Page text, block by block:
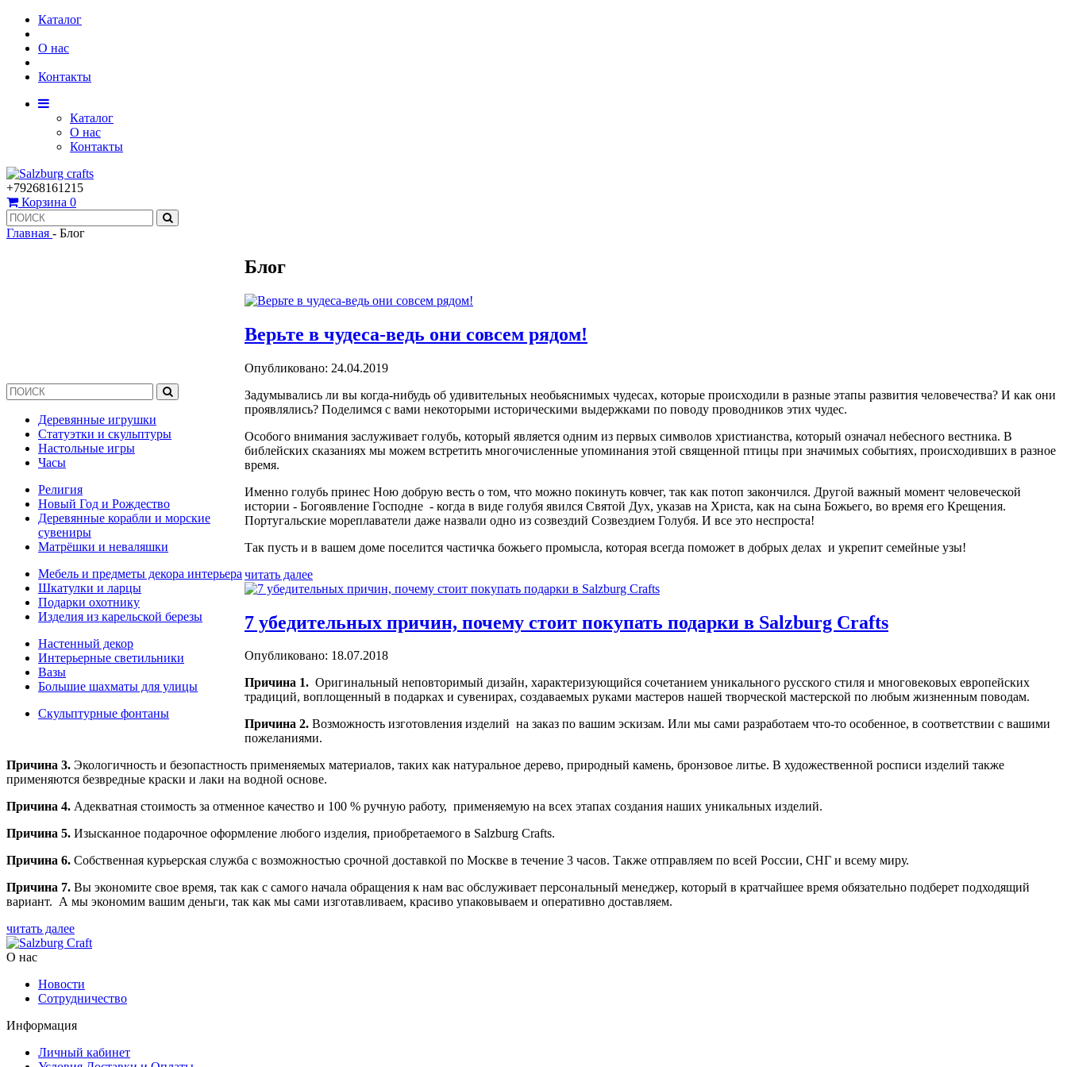
Каталог
О нас
Контакты
Каталог
О нас
Контакты
+79268161215
Корзина 0
Главная - Блог
Деревянные игрушки
Статуэтки и скульптуры
Настольные игры
Часы
Религия
Новый Год и Рождество
Деревянные корабли и морские
сувениры
Матрёшки и неваляшки
Мебель и предметы декора интерьера
Шкатулки и ларцы
Подарки охотнику
Изделия из карельской березы
Настенный декор
Интерьерные светильники
Вазы
Большие шахматы для улицы
Скульптурные фонтаны
Блог
Верьте в чудеса-ведь они совсем рядом!
Опубликовано: 24.04.2019
Задумывались ли вы когда-нибудь об удивительных необьяснимых чудесах, которые происходили в разные этапы развития человечества? И как они
проявлялись? Поделимся с вами некоторыми историческими выдержками по поводу проводников этих чудес.
Особого внимания заслуживает голубь, который является одним из первых символов христианства, который означал небесного вестника. В
библейских сказаниях мы можем встретить многочисленные упоминания этой священной птицы при значимых событиях, происходивших в разное
время.
Именно голубь принес Ною добрую весть о том, что можно покинуть ковчег, так как потоп закончился. Другой важный момент человеческой
истории - Богоявление Господне - когда в виде голубя явился Святой Дух, указав на Христа, как на сына Божьего, во время его Крещения.
Португальские мореплаватели даже назвали одно из созвездий Созвездием Голубя. И все это неспроста!
Так пусть и в вашем доме поселится частичка божьего промысла, которая всегда поможет в добрых делах и укрепит семейные узы!
читать далее
7 убедительных причин, почему стоит покупать подарки в Salzburg Crafts
Опубликовано: 18.07.2018
Причина 1. Оригинальный неповторимый дизайн, характеризующийся сочетанием уникального русского стиля и многовековых европейских
традиций, воплощенный в подарках и сувенирах, создаваемых руками мастеров нашей творческой мастерской по любым жизненным поводам.
Причина 2. Возможность изготовления изделий на заказ по вашим эскизам. Или мы сами разработаем что-то особенное, в соответствии с вашими
пожеланиями.
Причина 3. Экологичность и безопастность применяемых материалов, таких как натуральное дерево, природный камень, бронзовое литье. В художественной росписи изделий также
применяются безвредные краски и лаки на водной основе.
Причина 4. Адекватная стоимость за отменное качество и 100 % ручную работу, применяемую на всех этапах создания наших уникальных изделий.
Причина 5. Изысканное подарочное оформление любого изделия, приобретаемого в Salzburg Crafts.
Причина 6. Собственная курьерская служба с возможностью срочной доставкой по Москве в течение 3 часов. Также отправляем по всей России, СНГ и всему миру.
Причина 7. Вы экономите свое время, так как с самого начала обращения к нам вас обслуживает персональный менеджер, который в кратчайшее время обязательно подберет подходящий
вариант. А мы экономим вашим деньги, так как мы сами изготавливаем, красиво упаковываем и оперативно доставляем.
читать далее
О нас
Новости
Сотрудничество
Информация
Личный кабинет